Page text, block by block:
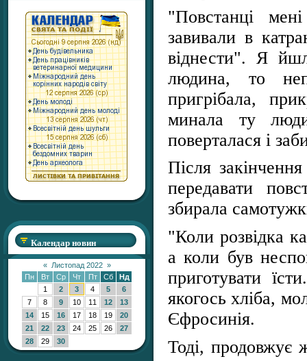
Календар новин
« Листопад 2022 »
Пн
Вт Ср Чт Пт Сб
Нд
1
2 3 4 5
6
7
8 9 10 11 12
13
14
15 16 17 18 19
20
21
22 23 24 25 26
27
28
29 30
"Повстанці
завивали в
віднести". Я
людина, то
пригрібала,
минала ту
поверталася і
Після
передавати
збирала
"Коли розвідка
а коли був
приготувати
якогось хліба,
Єфросинія.
Тоді, продовжує